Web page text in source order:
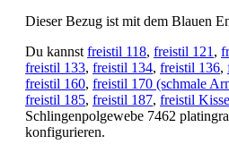
Dieser Bezug ist mit dem Blauen
Du kannst freistil 118, freistil 121 ,
freistil 133, freistil 134, freistil 136,
freistil 160, freistil 170 (schmale
freistil 185, freistil 187, freistil
Schlingenpolgewebe 7462
konfigurieren.